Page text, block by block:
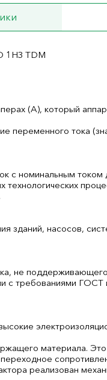
1НЗ TDM
(А), который
переменного тока
с номинальным
технологических
зданий, насосов,
не
с требованиями
материала. Это
реализован